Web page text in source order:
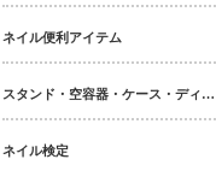
ネイル便利アイテム
スタンド・空容器・ケース・ディスペンサー類
ネイル検定